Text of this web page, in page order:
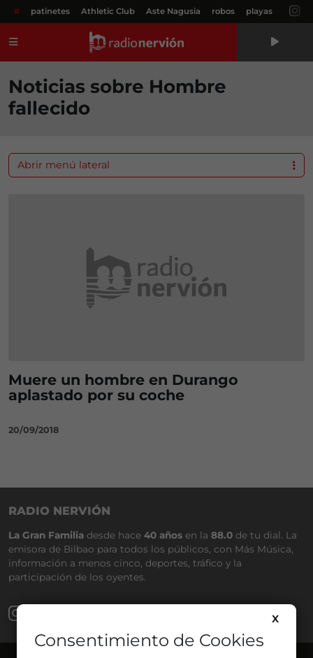
# patinetes Athletic Club Aste Nagusia robos playas
Noticias sobre Hombre
fallecido
Muere un hombre en Durango
aplastado por su coche
20/09/2018
Abrir menú lateral
RADIO NERVIÓN
La Gran Familia desde hace 40 años en la 88.0 de tu dial. La
emisora de Bilbao para todos los públicos, con Más Música,
información a menos cinco, deportes, tráfico y la
participación de los oyentes.
X
Consentimiento de Cookies